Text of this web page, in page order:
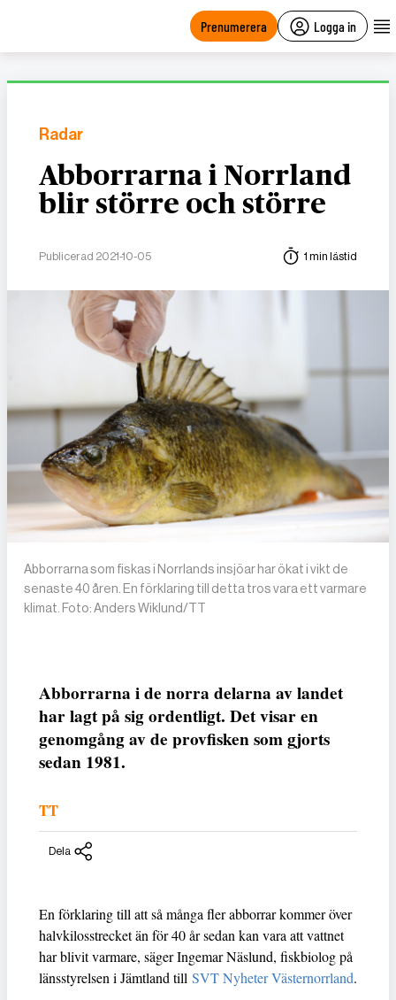
Prenumerera Logga in
Radar
Abborrarna i Norrland
blir större och större
Publicerad 2021-10-05 1 min lästid
Abborrarna som fiskas i Norrlands insjöar har ökat i vikt de
senaste 40 åren. En förklaring till detta tros vara ett varmare
klimat. Foto: Anders Wiklund/TT
Abborrarna i de norra delarna av landet
har lagt på sig ordentligt. Det visar en
genomgång av de provfisken som gjorts
sedan 1981.
TT
Dela
En förklaring till att så många fler abborrar kommer över
halvkilosstrecket än för 40 år sedan kan vara att vattnet
har blivit varmare, säger Ingemar Näslund, fiskbiolog på
länsstyrelsen i Jämtland till SVT Nyheter Västernorrland.